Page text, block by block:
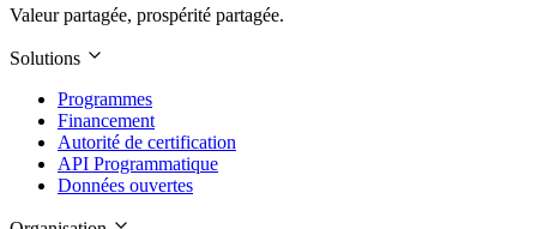
Valeur partagée, prospérité partagée.
Solutions
Programmes
Financement
Autorité de certification
API Programmatique
Données ouvertes